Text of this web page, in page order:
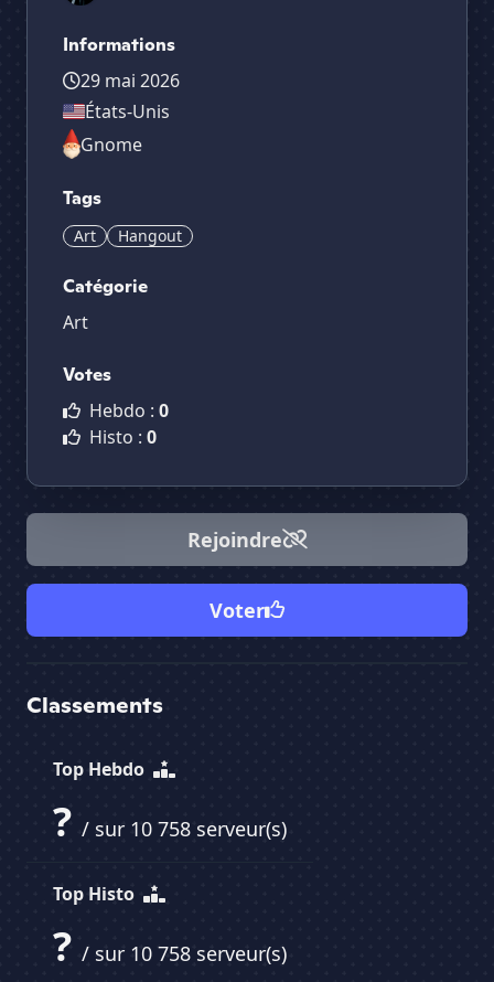
Informations
29 mai 2026
États-Unis
Gnome
Tags
Art Hangout
Catégorie
Art
Votes
Hebdo : 0
Histo : 0
Rejoindre
Voter
Classements
Top Hebdo
? / sur 10 758 serveur(s)
Top Histo
? / sur 10 758 serveur(s)